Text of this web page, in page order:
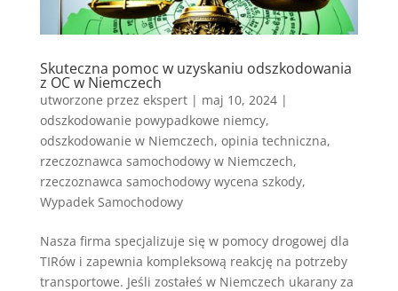
Skuteczna pomoc w uzyskaniu odszkodowania
z OC w Niemczech
utworzone przez ekspert| maj 10, 2024|
odszkodowanie powypadkowe niemcy,
odszkodowanie w Niemczech, opinia techniczna,
rzeczoznawca samochodowy w Niemczech,
rzeczoznawca samochodowy wycena szkody,
Wypadek Samochodowy
Nasza firma specjalizuje się w pomocy drogowej dla
TIRów i zapewnia kompleksową reakcję na potrzeby
transportowe. Jeśli zostałeś w Niemczech ukarany za